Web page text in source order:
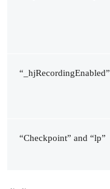
“_hjRecordingEnabled”
“Checkpoint” and “lp”